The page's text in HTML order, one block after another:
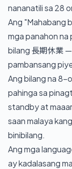
nananatili sa 28
Ang "Mahabang
mga panahon na
bilang 長期休業
pambansang
Ang bilang na 8-
pahinga sa
standby at
saan malaya
binibilang.
Ang mga
ay kadalasang